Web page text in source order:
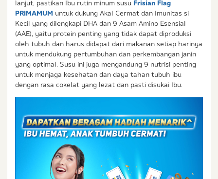
& Balita.
lanjut, pastikan Ibu rutin minum susu Frisian Flag
PRIMAMUM untuk dukung Akal Cermat dan Imunitas si
Kecil yang dilengkapi DHA dan 9 Asam Amino Esensial
(AAE), yaitu protein penting yang tidak dapat diproduksi
oleh tubuh dan harus didapat dari makanan setiap harinya
untuk mendukung pertumbuhan dan perkembangan janin
yang optimal. Susu ini juga mengandung 9 nutrisi penting
untuk menjaga kesehatan dan daya tahan tubuh ibu
dengan rasa cokelat yang lezat dan pasti disukai Ibu.